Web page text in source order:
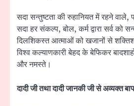
सदा सन्तुष्टता की रुहानियत में रहने वाले,
सदा हर संकल्प, बोल, कर्म द्वारा सर्व को
दिलशिकस्त आत्माओं को खजानों से
विश्व कल्याणकारी बेहद के बेफिकर
और नमस्ते।
दादी जी तथा दादी जानकी जी से अव्यक्त